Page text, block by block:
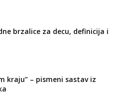
brzalice za decu, definicija i
kraju” – pismeni sastav iz